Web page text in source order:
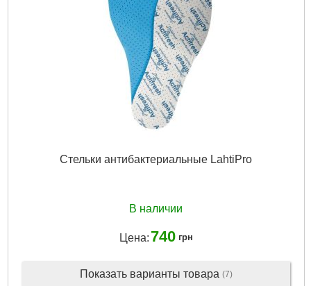
Стельки антибактериальные LahtiPro
В наличии
Цена: 740 грн
Показать варианты товара (7)